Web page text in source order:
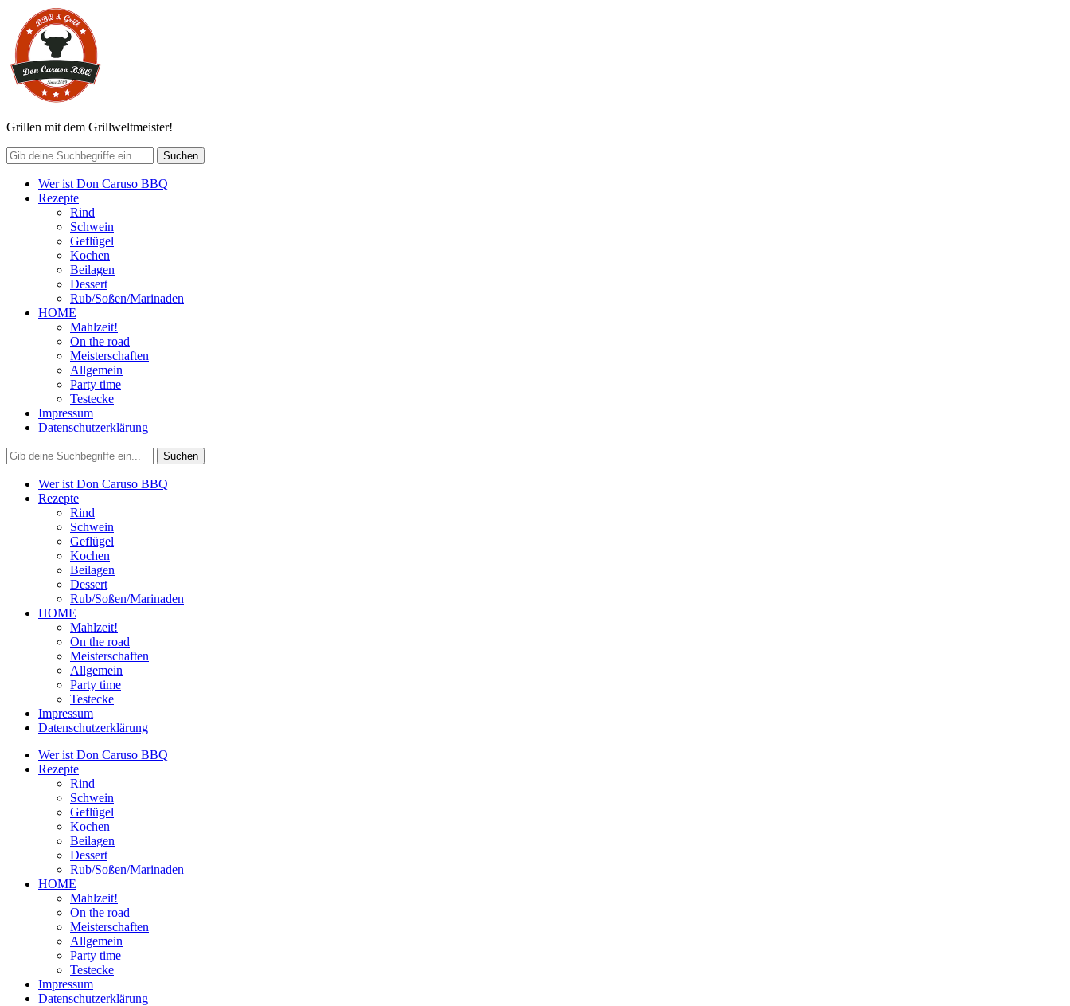
Grillen mit dem Grillweltmeister!
Wer ist Don Caruso BBQ
Rezepte
Rind
Schwein
Geflügel
Kochen
Beilagen
Dessert
Rub/Soßen/Marinaden
HOME
Mahlzeit!
On the road
Meisterschaften
Allgemein
Party time
Testecke
Impressum
Datenschutzerklärung
Wer ist Don Caruso BBQ
Rezepte
Rind
Schwein
Geflügel
Kochen
Beilagen
Dessert
Rub/Soßen/Marinaden
HOME
Mahlzeit!
On the road
Meisterschaften
Allgemein
Party time
Testecke
Impressum
Datenschutzerklärung
Wer ist Don Caruso BBQ
Rezepte
Rind
Schwein
Geflügel
Kochen
Beilagen
Dessert
Rub/Soßen/Marinaden
HOME
Mahlzeit!
On the road
Meisterschaften
Allgemein
Party time
Testecke
Impressum
Datenschutzerklärung